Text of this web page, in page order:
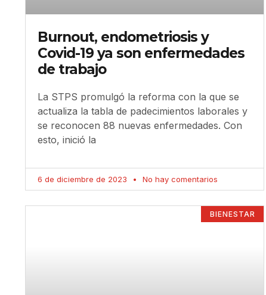
Burnout, endometriosis y
Covid-19 ya son enfermedades
de trabajo
La STPS promulgó la reforma con la que se
actualiza la tabla de padecimientos laborales y
se reconocen 88 nuevas enfermedades. Con
esto, inició la
6 de diciembre de 2023 No hay comentarios
BIENESTAR